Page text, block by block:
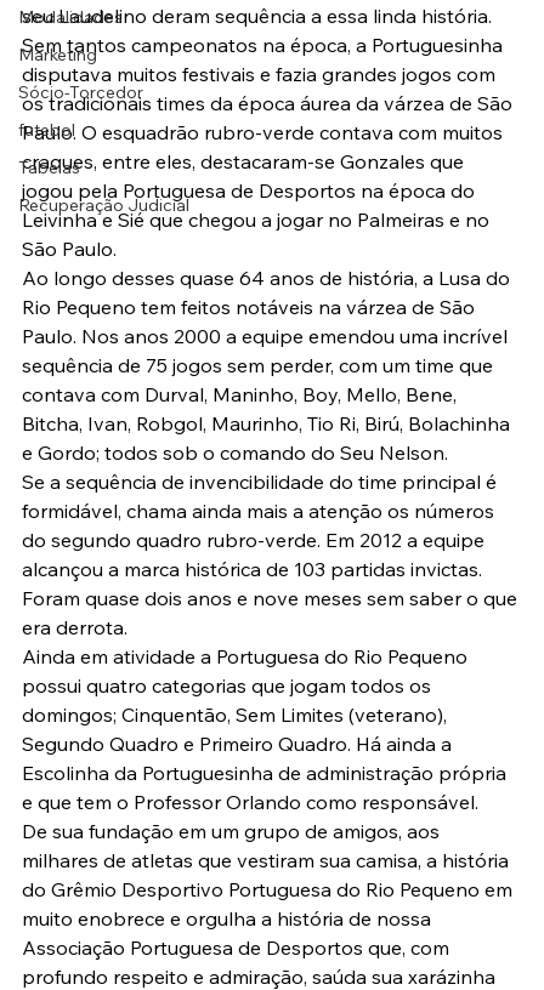
Modalidades
Marketing
Sócio-Torcedor
futebol
Tabelas
Recuperação Judicial
seu Laudelino deram sequência a essa linda história.
Sem tantos campeonatos na época, a Portuguesinha
disputava muitos festivais e fazia grandes jogos com
os tradicionais times da época áurea da várzea de São
Paulo. O esquadrão rubro-verde contava com muitos
craques, entre eles, destacaram-se Gonzales que
jogou pela Portuguesa de Desportos na época do
Leivinha e Sié que chegou a jogar no Palmeiras e no
São Paulo.
Ao longo desses quase 64 anos de história, a Lusa do
Rio Pequeno tem feitos notáveis na várzea de São
Paulo. Nos anos 2000 a equipe emendou uma incrível
sequência de 75 jogos sem perder, com um time que
contava com Durval, Maninho, Boy, Mello, Bene,
Bitcha, Ivan, Robgol, Maurinho, Tio Ri, Birú, Bolachinha
e Gordo; todos sob o comando do Seu Nelson.
Se a sequência de invencibilidade do time principal é
formidável, chama ainda mais a atenção os números
do segundo quadro rubro-verde. Em 2012 a equipe
alcançou a marca histórica de 103 partidas invictas.
Foram quase dois anos e nove meses sem saber o que
era derrota.
Ainda em atividade a Portuguesa do Rio Pequeno
possui quatro categorias que jogam todos os
domingos; Cinquentão, Sem Limites (veterano),
Segundo Quadro e Primeiro Quadro. Há ainda a
Escolinha da Portuguesinha de administração própria
e que tem o Professor Orlando como responsável.
De sua fundação em um grupo de amigos, aos
milhares de atletas que vestiram sua camisa, a história
do Grêmio Desportivo Portuguesa do Rio Pequeno em
muito enobrece e orgulha a história de nossa
Associação Portuguesa de Desportos que, com
profundo respeito e admiração, saúda sua xarázinha